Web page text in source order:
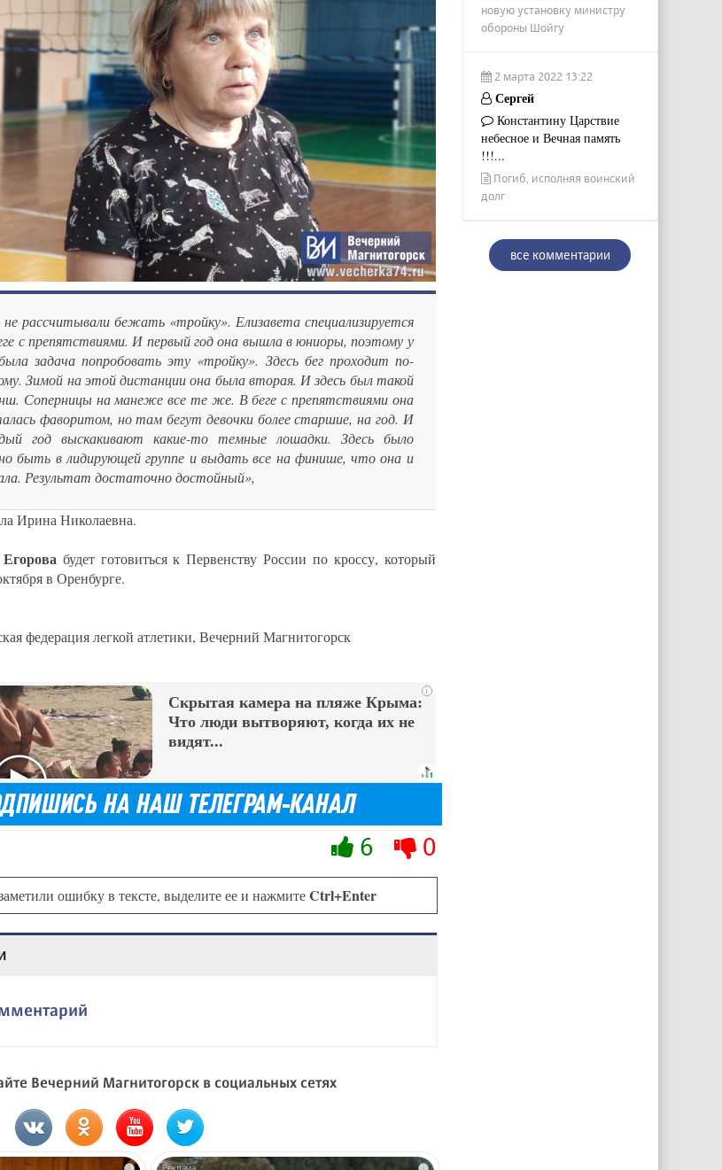
рассчитывали бежать «тройку». Елизавета специализируется
с препятствиями. И первый год она вышла в юниоры, поэтому у
задача попробовать эту «тройку». Здесь бег проходит по-
Зимой на этой дистанции она была вторая. И здесь был такой
Соперницы на манеже все те же. В беге с препятствиями она
фаворитом, но там бегут девочки более старшие, на год. И
год выскакивают какие-то темные лошадки. Здесь было
быть в лидирующей группе и выдать все на финише, что она и
Результат достаточно достойный»,
Ирина Николаевна.
будет готовиться к Первенству России по кроссу, который
в Оренбурге.
федерация легкой атлетики, Вечерний Магнитогорск
i
Скрытая камера на пляже Крыма:
Что люди вытворяют, когда их не
видят...
6 0
ошибку в тексте, выделите ее и нажмитеCtrl+Enter
Вечерний Магнитогорск в социальных сетях
i i
новую установку министру
обороны Шойгу
2 марта 2022 13:22
Сергей
Константину Царствие
небесное и Вечная память
!!!...
Погиб, исполняя воинский
долг
все комментарии